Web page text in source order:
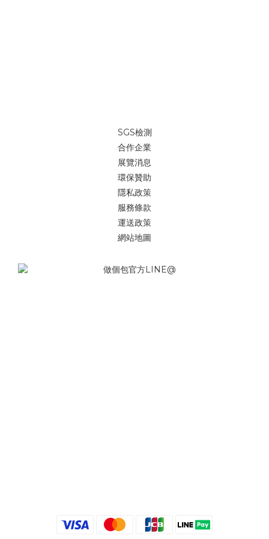
SGS檢測
合作企業
展覽消息
環保贊助
隱私政策
服務條款
運送政策
網站地圖